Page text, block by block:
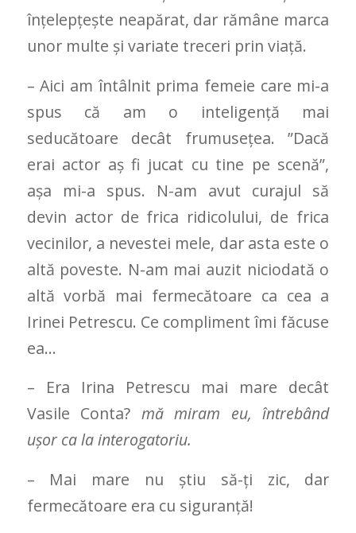
înțelepțește neapărat, dar rămâne marca
unor multe și variate treceri prin viață.
– Aici am întâlnit prima femeie care mi-a
spus că am o inteligență mai
seducătoare decât frumusețea. ”Dacă
erai actor aș fi jucat cu tine pe scenă”,
așa mi-a spus. N-am avut curajul să
devin actor de frica ridicolului, de frica
vecinilor, a nevestei mele, dar asta este o
altă poveste. N-am mai auzit niciodată o
altă vorbă mai fermecătoare ca cea a
Irinei Petrescu. Ce compliment îmi făcuse
ea…
– Era Irina Petrescu mai mare decât
Vasile Conta? mă miram eu, întrebând
ușor ca la interogatoriu.
– Mai mare nu știu să-ți zic, dar
fermecătoare era cu siguranță!